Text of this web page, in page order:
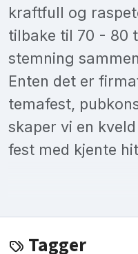
kraftfull og
tilbake til 70 - 80
stemning
Enten det er
temafest,
skaper vi en
fest med kjente
Tagger